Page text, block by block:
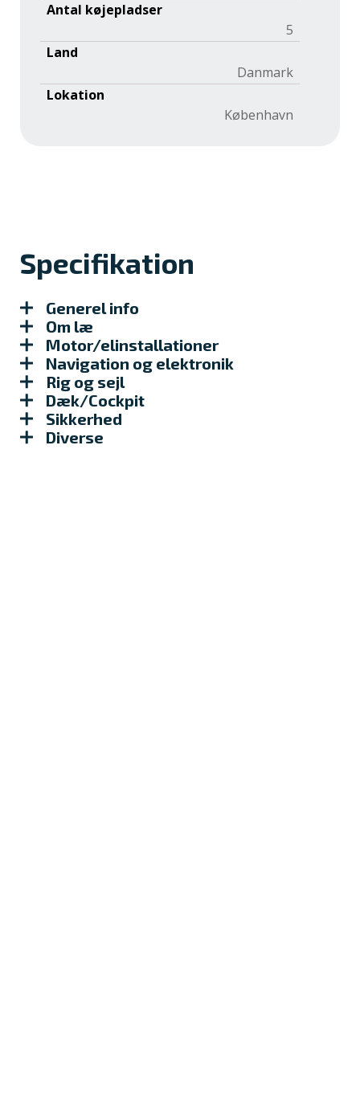
Antal køjepladser
5
Land
Danmark
Lokation
København
Specifikation
Generel info
Om læ
Motor/elinstallationer
Navigation og elektronik
Rig og sejl
Dæk/Cockpit
Sikkerhed
Diverse